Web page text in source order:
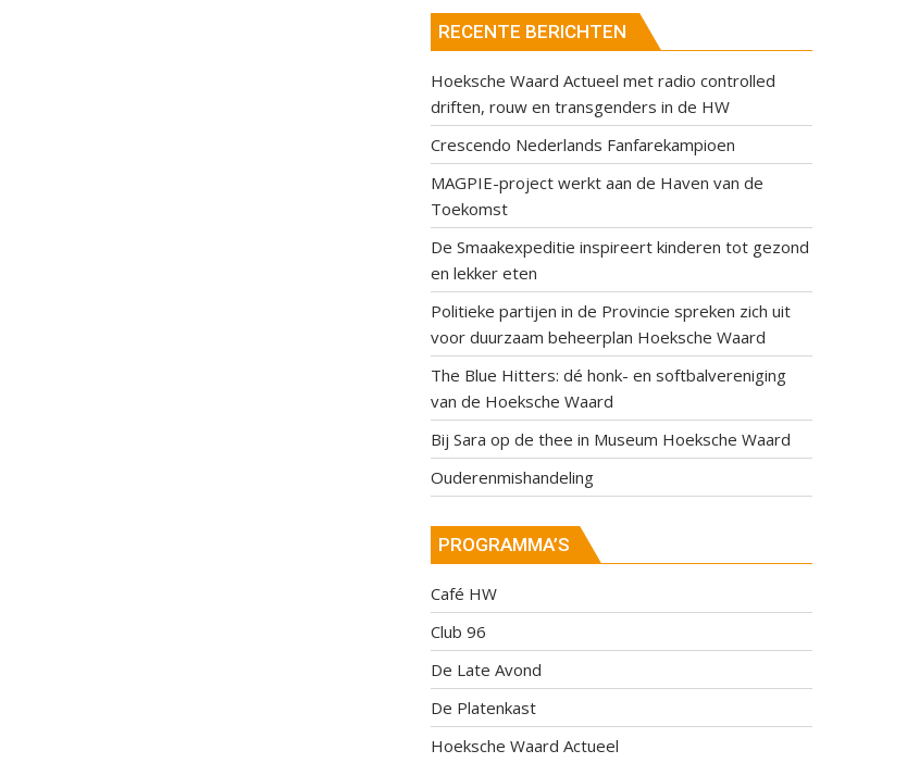
RECENTE BERICHTEN
Hoeksche Waard Actueel met radio controlled
driften, rouw en transgenders in de HW
Crescendo Nederlands Fanfarekampioen
MAGPIE-project werkt aan de Haven van de
Toekomst
De Smaakexpeditie inspireert kinderen tot gezond
en lekker eten
Politieke partijen in de Provincie spreken zich uit
voor duurzaam beheerplan Hoeksche Waard
The Blue Hitters: dé honk- en softbalvereniging
van de Hoeksche Waard
Bij Sara op de thee in Museum Hoeksche Waard
Ouderenmishandeling
PROGRAMMA’S
Café HW
Club 96
De Late Avond
De Platenkast
Hoeksche Waard Actueel